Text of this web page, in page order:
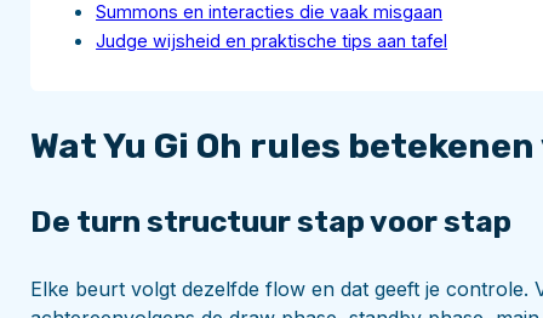
Summons en interacties die vaak misgaan
Judge wijsheid en praktische tips aan tafel
Wat Yu Gi Oh rules
De turn structuur stap voor stap
Elke beurt volgt dezelfde flow en dat geeft je controle.